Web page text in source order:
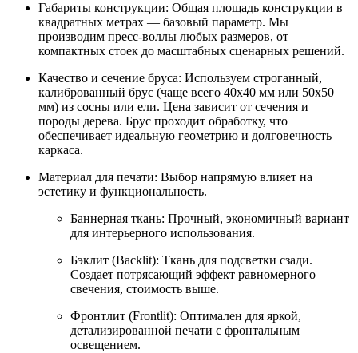
Габариты конструкции: Общая площадь конструкции в
квадратных метрах — базовый параметр. Мы
производим пресс-воллы любых размеров, от
компактных стоек до масштабных сценарных решений.
Качество и сечение бруса: Используем строганный,
калиброванный брус (чаще всего 40x40 мм или 50x50
мм) из сосны или ели. Цена зависит от сечения и
породы дерева. Брус проходит обработку, что
обеспечивает идеальную геометрию и долговечность
каркаса.
Материал для печати: Выбор напрямую влияет на
эстетику и функциональность.
Баннерная ткань: Прочный, экономичный вариант
для интерьерного использования.
Бэклит (Backlit): Ткань для подсветки сзади.
Создает потрясающий эффект равномерного
свечения, стоимость выше.
Фронтлит (Frontlit): Оптимален для яркой,
детализированной печати с фронтальным
освещением.